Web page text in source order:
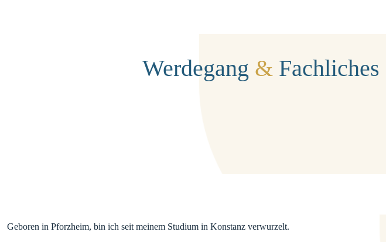
Werdegang & Fachliches
Geboren in Pforzheim, bin ich seit meinem Studium in Konstanz verwurzelt.